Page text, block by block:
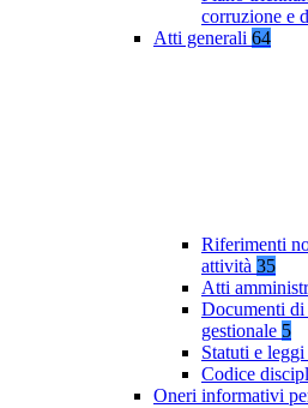
corruzione e
Atti generali 64
Riferimenti
attività 35
Atti
Documenti di
gestionale 5
Statuti e
Codice
Oneri informativi